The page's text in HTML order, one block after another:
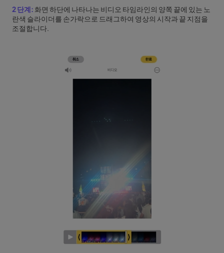
2 단계: 화면 하단에 나타나는 비디오 타임라인의 양쪽 끝에 있는 노
란색 슬라이더를 손가락으로 드래그하여 영상의 시작과 끝 지점을
조절합니다.